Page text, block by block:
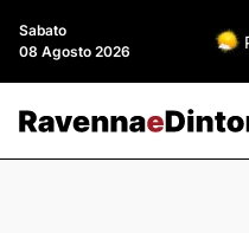
Sabato
08 Agosto 2026